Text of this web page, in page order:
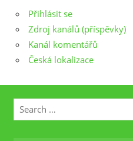
Přihlásit se
Zdroj kanálů (příspěvky)
Kanál komentářů
Česká lokalizace